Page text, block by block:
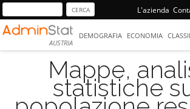
L'azienda
AUSTRIA
DEMOGRAFIA ECONOMIA
Mappe,
statistiche